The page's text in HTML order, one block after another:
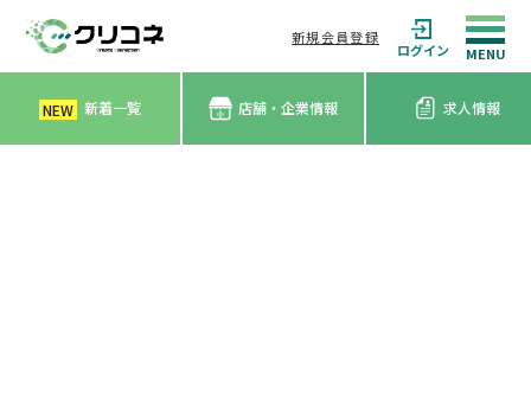
新規会員登録
ログイン
NEW 新着一覧 店舗・企業情報 求人情報